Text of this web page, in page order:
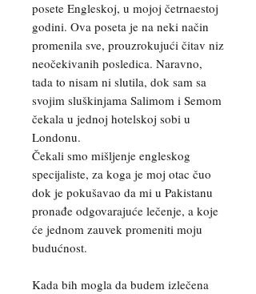
posete Engleskoj, u mojoj četrnaestoj
godini. Ova poseta je na neki način
promenila sve, prouzrokujući čitav niz
neočekivanih posledica. Naravno,
tada to nisam ni slutila, dok sam sa
svojim sluškinjama Salimom i Semom
čekala u jednoj hotelskoj sobi u
Londonu.
Čekali smo mišljenje engleskog
specijaliste, za koga je moj otac čuo
dok je pokušavao da mi u Pakistanu
pronađe odgovarajuće lečenje, a koje
će jednom zauvek promeniti moju
budućnost.
Kada bih mogla da budem izlečena